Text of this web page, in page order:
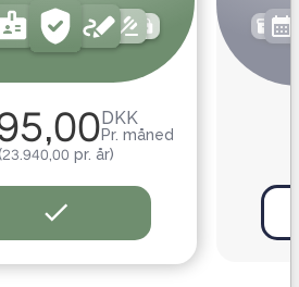
DKK
Pr. måned
pr. år)